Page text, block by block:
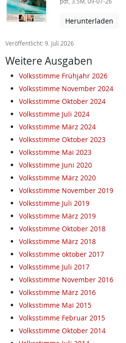
Herunterladen
Veröffentlicht: 9. Juli 2026
Weitere Ausgaben
Volksstimme Frühjahr 2026
Volksstimme November 2024
Volksstimme Oktober 2024
Volksstimme Juli 2024
Volksstimme März 2024
Volksstimme Oktober 2023
Volksstimme Mai 2023
Volksstimme Juni 2020
Volksstimme März 2020
Volksstimme November 2019
Volksstimme Juli 2019
Volksstimme März 2019
Volksstimme Oktober 2018
Volksstimme März 2018
Volksstimme oktober 2017
Volksstimme Juli 2017
Volksstimme November 2016
Volksstimme März 2016
Volksstimme Mai 2015
Volksstimme Februar 2015
Volksstimme Oktober 2014